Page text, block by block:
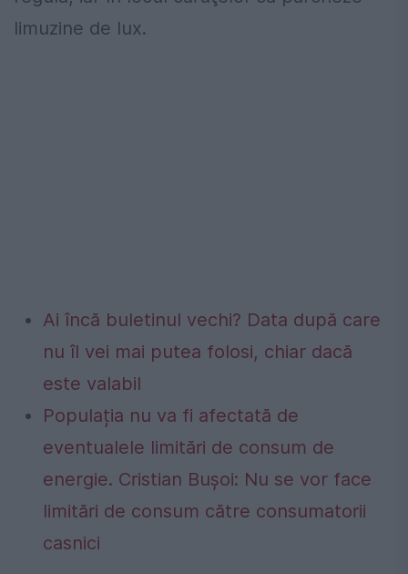
limuzine de lux.
Ai încă buletinul vechi? Data după care
nu îl vei mai putea folosi, chiar dacă
este valabil
Populația nu va fi afectată de
eventualele limitări de consum de
energie. Cristian Bușoi: Nu se vor face
limitări de consum către consumatorii
casnici